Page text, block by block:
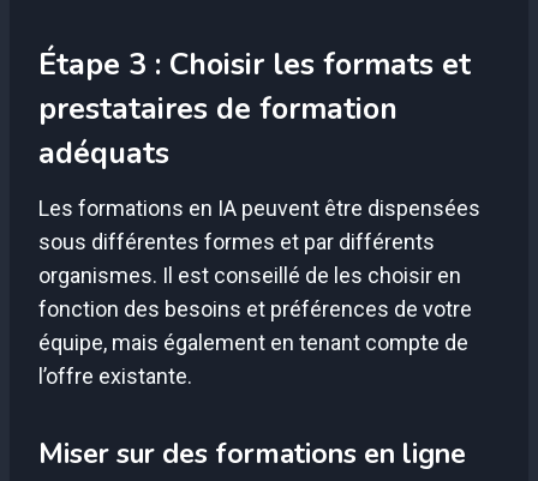
Étape 3 : Choisir les formats et
prestataires de formation
adéquats
Les formations en IA peuvent être dispensées
sous différentes formes et par différents
organismes. Il est conseillé de les choisir en
fonction des besoins et préférences de votre
équipe, mais également en tenant compte de
l’offre existante.
Miser sur des formations en ligne